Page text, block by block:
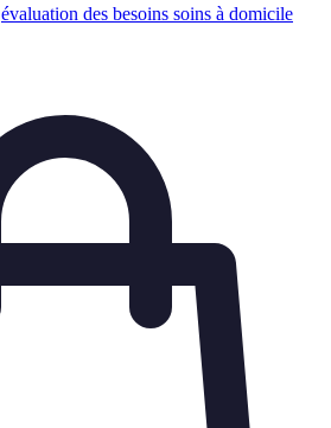
évaluation des besoins soins à domicile